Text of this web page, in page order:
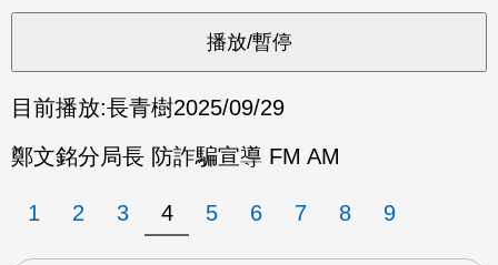
目前播放:長青樹2025/09/29
鄭文銘分局長 防詐騙宣導 FM AM
1 2 3 4 5 6 7 8 9